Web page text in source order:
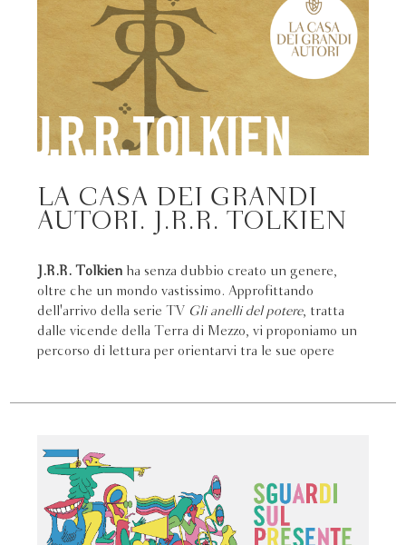
LA CASA DEI GRANDI
AUTORI. J.R.R. TOLKIEN
J.R.R. Tolkien ha senza dubbio creato un genere,
oltre che un mondo vastissimo. Approfittando
dell'arrivo della serie TV Gli anelli del potere, tratta
dalle vicende della Terra di Mezzo, vi proponiamo un
percorso di lettura per orientarvi tra le sue opere